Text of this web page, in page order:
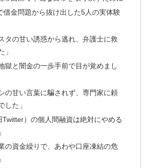
借金問題から抜け出した5人の実体験
タの甘い誘惑から逃れ、弁護士に救
」
獄と闇金の一歩手前で目が覚めまし
の甘い言葉に騙されず、専門家に頼
した」
）の個人間融資は絶対にやめる
の資金繰りで、あわや口座凍結の危